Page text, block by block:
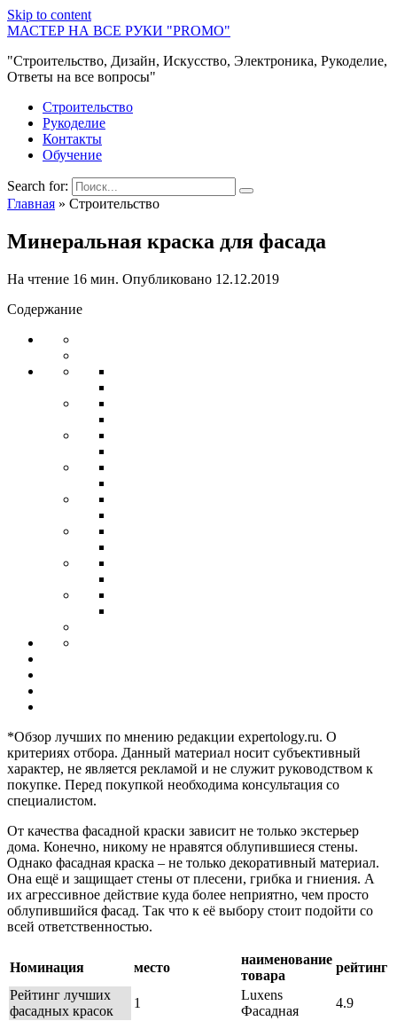
Skip to content
МАСТЕР НА ВСЕ РУКИ "PROMO"
"Строительство, Дизайн, Искусство, Электроника, Рукоделие,
Ответы на все вопросы"
Строительство
Рукоделие
Контакты
Обучение
Search for:
Главная » Строительство
Минеральная краска для фасада
На чтение 16 мин. Опубликовано 12.12.2019
Содержание
*Обзор лучших по мнению редакции expertology.ru. О
критериях отбора. Данный материал носит субъективный
характер, не является рекламой и не служит руководством к
покупке. Перед покупкой необходима консультация со
специалистом.
От качества фасадной краски зависит не только экстерьер
дома. Конечно, никому не нравятся облупившиеся стены.
Однако фасадная краска – не только декоративный материал.
Она ещё и защищает стены от плесени, грибка и гниения. А
их агрессивное действие куда более неприятно, чем просто
облупившийся фасад. Так что к её выбору стоит подойти со
всей ответственностью.
Номинация место
наименование
товара
рейтинг
Рейтинг лучших
фасадных красок
1
Luxens
Фасадная
4.9